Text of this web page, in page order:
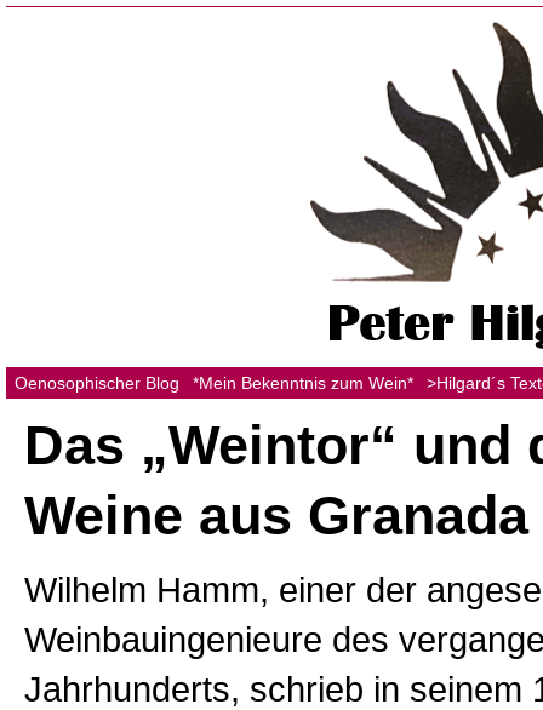
Oenosophischer Blog *Mein Bekenntnis zum Wein* >Hilgard´s
Das „Weintor“ und
Weine aus Granada
Wilhelm Hamm, einer der
Weinbauingenieure des
Jahrhunderts, schrieb in seinem